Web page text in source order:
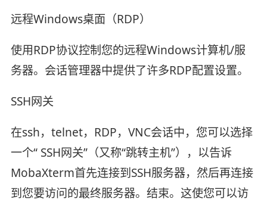
远程Windows桌面（RDP）
使用RDP协议控制您的远程Windows计算机/服
务器。会话管理器中提供了许多RDP配置设置。
SSH网关
在ssh，telnet，RDP，VNC会话中，您可以选择
一个“ SSH网关”（又称“跳转主机”），以告诉
MobaXterm首先连接到SSH服务器，然后再连接
到您要访问的最终服务器。结束。这使您可以访